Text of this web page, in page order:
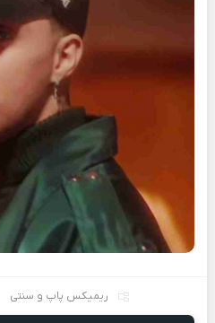
ریمیکس پاپ و سنتی